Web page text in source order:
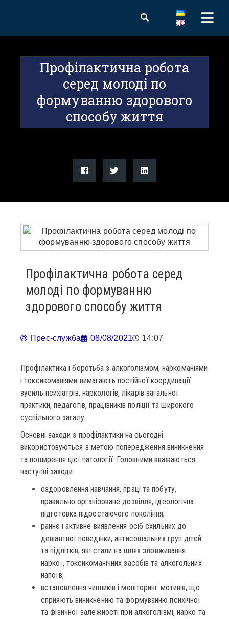
Профілактична робота
серед молоді по
формуванню здорового
способу життя
Профілактична робота серед
молоді по формуванню
здорового способу життя
Прес-служба 08/08/2021 14:07
Профілактика і боротьба з алкоголізмом, наркоманіями
і токсикоманіями вимагають постійної координації
зусиль психіатрів, наркологів, лікарів загальної
практики, педагогів, працівників поліції та широкого
суспільного загалу.
Основні заходи з профілактики на сьогодні
використовуються з метою попередження виникнення
та поширення цієї патології. Головними вважаються
наступні заходи:
оздоровлення навчання, праці та побуту,
правильно організоване дозвілля, ідеологічна
підготовка підростаючого покоління;
раннє і активне виявлення осіб схильних до
девіантної поведінки, антисоціальних груп дітей
та підлітків, які стали на шлях зловживання
нарко-, токсикоманічних засобів та алкогольних
напоїв;
встановлення чинників і моніторинг мотивів, що
сприяють виникненню та формуванню психічної
та фізичної залежності при алкоголізмі, нарко та